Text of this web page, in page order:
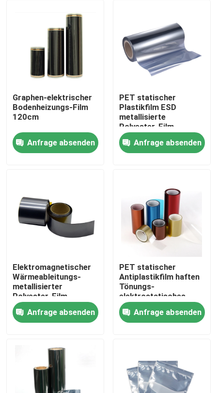
Haus
Produkte
Fabrik-Ausflug
Qualitätskontrolle
Treten Sie mit uns in Verbindung
Fordern Sie ein Zitat
Kraftpapier-Klebstreifen
HAUSTIER Klebstreifen
Graphen-elektrischer
Bodenheizungs-Film
120cm
Anfrage absenden
PET statischer
Plastikfilm ESD
metallisierte
Polyester-Film
Anfrage absenden
Elektromagnetischer
Wärmeableitungs-
metallisierter
Polyester-Film
Anfrage absenden
PET statischer
Antiplastikfilm haften
Tönungs-
elektrostatisches
Verhinderungs-
staubdichtes
besonders angefertigt
Anfrage absenden